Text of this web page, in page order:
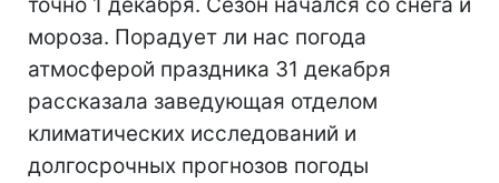
мороза. Порадует ли нас погода
атмосферой праздника 31 декабря
рассказала заведующая отделом
климатических исследований и
долгосрочных прогнозов погоды